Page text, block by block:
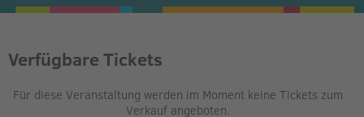
Verfügbare Tickets
Für diese Veranstaltung werden im Moment keine Tickets zum
Verkauf angeboten.